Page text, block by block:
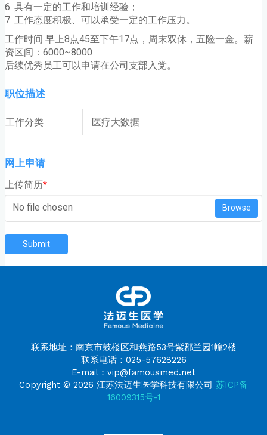
6. 具有一定的工作和培训经验；
7. 工作态度积极、可以承受一定的工作压力。
工作时间 早上8点45至下午17点，周末双休，五险一金。薪
资区间：6000~8000
后续优秀员工可以申请在公司支部入党。
职位描述
工作分类 医疗大数据
网上申请
上传简历*
No file chosen
Browse
Submit
联系地址：南京市鼓楼区和燕路53号紫郡兰园1幢2楼
联系电话：025-57628226
E-mail：vip@famousmed.net
Copyright © 2026 江苏法迈生医学科技有限公司 苏ICP备
16009315号-1